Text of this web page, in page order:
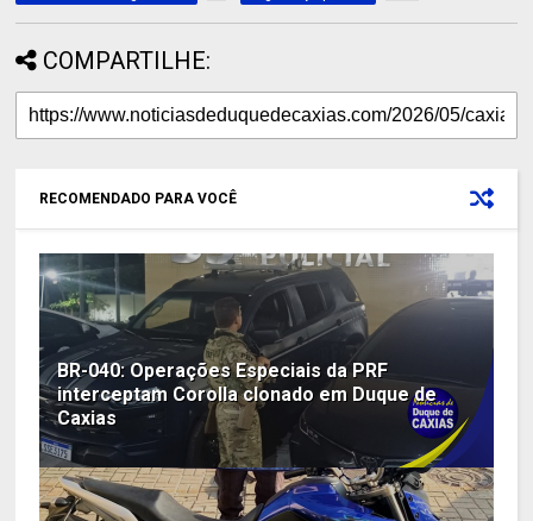
COMPARTILHE:
RECOMENDADO PARA VOCÊ
BR-040: Operações Especiais da PRF
interceptam Corolla clonado em Duque de
Caxias